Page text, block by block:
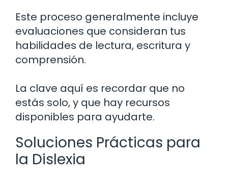
Este proceso generalmente incluye
evaluaciones que consideran tus
habilidades de lectura, escritura y
comprensión.
La clave aquí es recordar que no
estás solo, y que hay recursos
disponibles para ayudarte.
Soluciones Prácticas para
la Dislexia